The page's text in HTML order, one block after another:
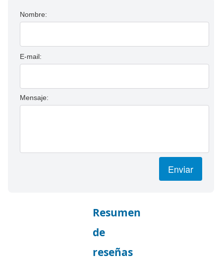
Nombre:
E-mail:
Mensaje:
Enviar
Resumen
de
reseñas